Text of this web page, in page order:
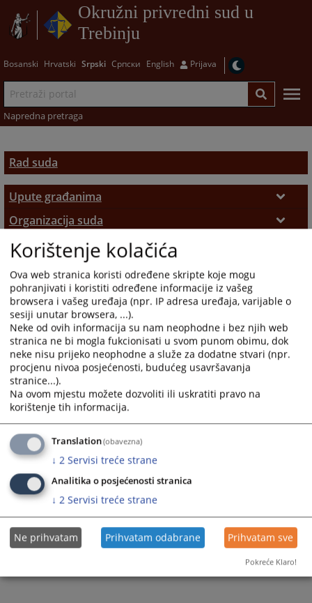
Okružni privredni sud u
Trebinju
Bosanski Hrvatski Srpski Српски English Prijava
Napredna pretraga
Rad suda
Upute građanima
Radno vrijeme
Uvjerenja i potvrde
Ovjere i prepisi
Uvjerenja iz registra privrednih subjekata
Prijem pošte
Razgledanje spisa
Žalbe na sudske odluke
Medijacija
Organizacija suda
Nadležnost suda
Registar privrednih subjekata
Pisarnica
Sudska policija
Akti suda
Statistika suda
Izvještaji o radu suda
Protok predmeta
Statistika registra privrednih subjekata
Istorijat
Osnivanje suda
Zaposleni u sudu
Predsjednik suda
Sudije suda
Dodatne sudije
Stručni saradnici
Službenici i namještenici
Korištenje kolačića
Ova web stranica koristi određene skripte koje mogu
pohranjivati i koristiti određene informacije iz vašeg
browsera i vašeg uređaja (npr. IP adresa uređaja, varijable o
sesiji unutar browsera, ...).
Neke od ovih informacija su nam neophodne i bez njih web
stranica ne bi mogla fukcionisati u svom punom obimu, dok
neke nisu prijeko neophodne a služe za dodatne stvari (npr.
procjenu nivoa posjećenosti, budućeg usavršavanja
stranice...).
Na ovom mjestu možete dozvoliti ili uskratiti pravo na
korištenje tih informacija.
Translation(obavezna)
↓ 2 Servisi treće strane
Analitika o posjećenosti stranica
↓ 2 Servisi treće strane
Ne prihvatam Prihvatam odabrane Prihvatam sve
Pokreće Klaro!